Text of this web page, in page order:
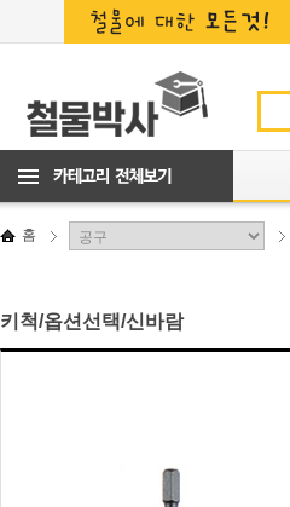
홈
키척/옵션선택/신바람